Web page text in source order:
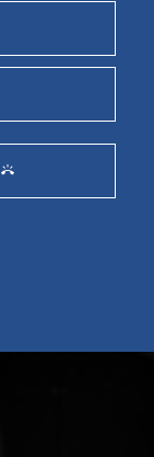
ring_volume